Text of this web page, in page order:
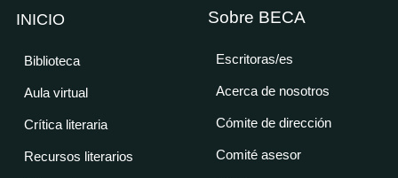
INICIO
Biblioteca
Aula virtual
Crítica literaria
Recursos literarios
Sobre BECA
Escritoras/es
Acerca de nosotros
Cómite de dirección
Comité asesor